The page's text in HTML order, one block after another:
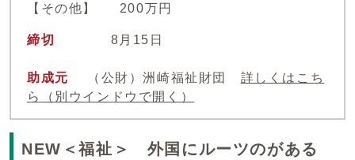
【その他】 200万円
締切 8月15日
助成元 （公財）洲崎福祉財団 詳しくはこち
ら
（別ウインドウで開く）
NEW＜福祉＞ 外国にルーツのがある